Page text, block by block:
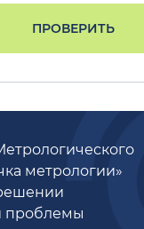
ПРОВЕРИТЬ
метрологии»
проблемы